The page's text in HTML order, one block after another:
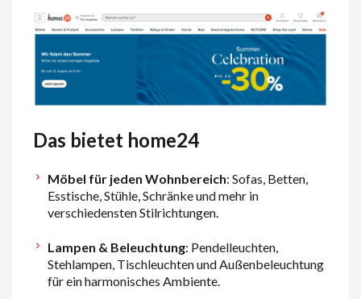
Das bietet home24
Möbel für jeden Wohnbereich: Sofas, Betten,
Esstische, Stühle, Schränke und mehr in
verschiedensten Stilrichtungen.
Lampen & Beleuchtung: Pendelleuchten,
Stehlampen, Tischleuchten und Außenbeleuchtung
für ein harmonisches Ambiente.